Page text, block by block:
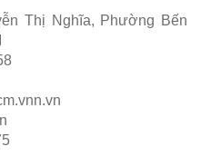
Thị Nghĩa, Phường Bến